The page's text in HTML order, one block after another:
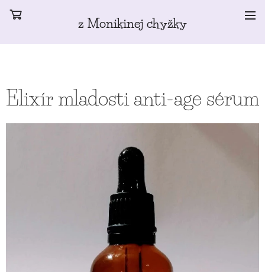
z Monikinej chyžky
Elixír mladosti anti-age sérum